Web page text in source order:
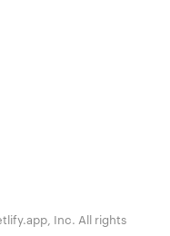
Inc. All rights